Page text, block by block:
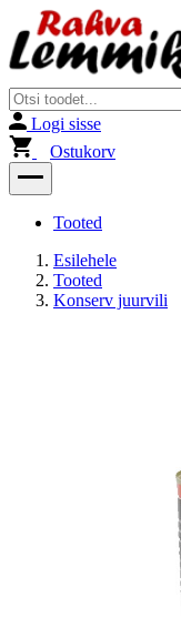
Logi sisse
Ostukorv
Tooted
Esilehele
Tooted
Konserv juurvili